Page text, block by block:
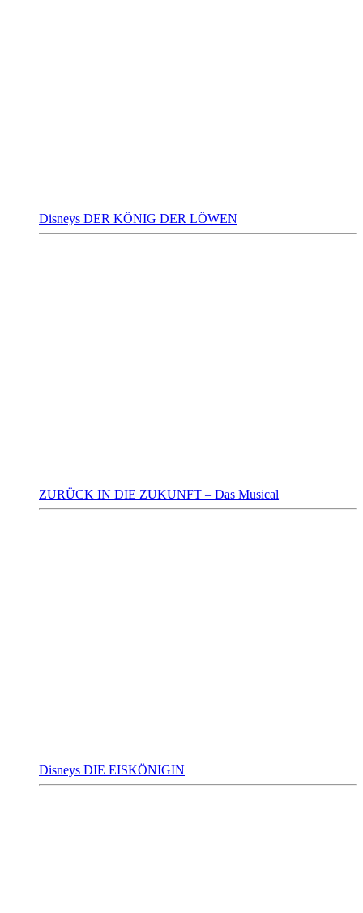
Disneys DER KÖNIG DER LÖWEN
ZURÜCK IN DIE ZUKUNFT – Das Musical
Disneys DIE EISKÖNIGIN